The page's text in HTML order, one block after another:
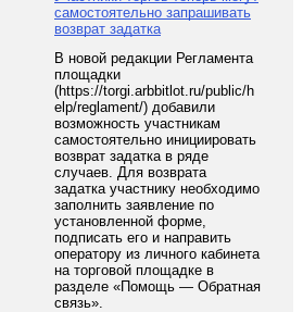
самостоятельно запрашивать
возврат задатка
В новой редакции Регламента
площадки
(https://torgi.arbbitlot.ru/public/h
elp/reglament/) добавили
возможность участникам
самостоятельно инициировать
возврат задатка в ряде
случаев. Для возврата
задатка участнику необходимо
заполнить заявление по
установленной форме,
подписать его и направить
оператору из личного кабинета
на торговой площадке в
разделе «Помощь — Обратная
связь».